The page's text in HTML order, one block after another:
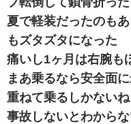
夏で軽装だったのも
もズタズタになった
痛いし1ヶ月は右腕も
まあ乗るなら安全面
重ねて乗るしかないね
事故しないとわから